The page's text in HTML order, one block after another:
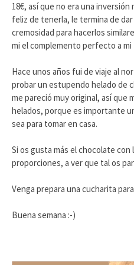
18€, así que no era una
feliz de tenerla, le termina de
cremosidad para hacerlos
mi el complemento perfecto a mi
Hace unos años fui de viaje al
probar un estupendo helado de
me pareció muy original, así que
helados, porque es importante
sea para tomar en casa.
Si os gusta más el chocolate con
proporciones, a ver que tal os
Venga prepara una cucharita
Buena semana :-)